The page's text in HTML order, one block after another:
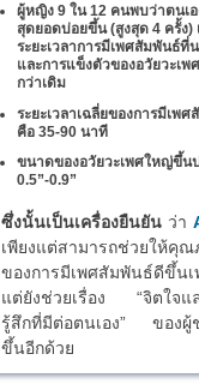
ผู้หญิง 9 ใน 12 คนพบว่าตนเ
สุดยอดบ่อยขึ้น (สูงสุด 4 ครั้ง)
ระยะเวลาการมีเพศสัมพันธ์ที่
และการแข็งตัวของอวัยวะเพ
กว่าเดิม
ระยะเวลาเฉลี่ยของการมีเพศ
คือ 35-90 นาที
ขนาดของอวัยวะเพศใหญ่ขึ้น
0.5”-0.9”
ซึ่งนั้นเป็นเครื่องยืนยัน ว่า
เพียงแต่สามารถช่วยให้คุณ
ของการมีเพศสัมพันธ์ดีขึ้น
แต่ยังช่วยเรื่อง “จิตใจแ
รู้สึกที่มีต่อตนเอง” ของผู้
ขึ้นอีกด้วย